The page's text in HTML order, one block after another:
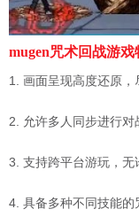
mugen咒术回战游戏
1. 画面呈现高度还原，
2. 允许多人同步进行对
3. 支持跨平台游玩，无
4. 具备多种不同技能的